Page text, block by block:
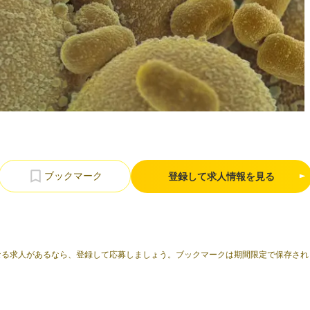
登録して求人情報を見る
求人があるなら、登録して応募しましょう。ブックマークは期間限定で保存さ